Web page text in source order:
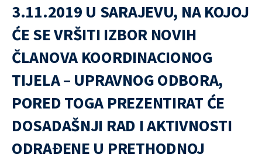
3.11.2019 U SARAJEVU, NA KOJOJ
ĆE SE VRŠITI IZBOR NOVIH
ČLANOVA KOORDINACIONOG
TIJELA – UPRAVNOG ODBORA,
PORED TOGA PREZENTIRAT ĆE
DOSADAŠNJI RAD I AKTIVNOSTI
ODRAĐENE U PRETHODNOJ